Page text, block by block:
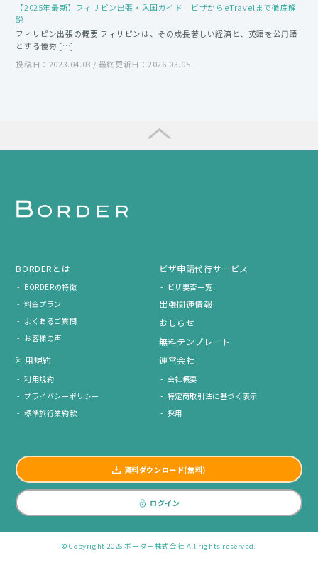
【2025年最新】フィリピン出張・入国ガイド｜ビザからeTravelまで徹底解
説
フィリピン出張の概要 フィリピンは、その成長著しい経済と、英語を公用語
とする優秀 […]
投稿日：2023.04.03 / 最終更新日：2026.03.05
BORDERとは
BORDERの特徴
料金プラン
よくあるご質問
お客様の声
ビザ申請代行サービス
ビザ要否一覧
出張関連情報
おしらせ
無料テンプレート
利用規約
利用規約
プライバシーポリシー
標準旅行業約款
運営会社
会社概要
特定商取引法に基づく表示
採用
資料ダウンロード(無料)
ログイン
© Copyright 2026 ボーダー株式会社 All rights reserved.